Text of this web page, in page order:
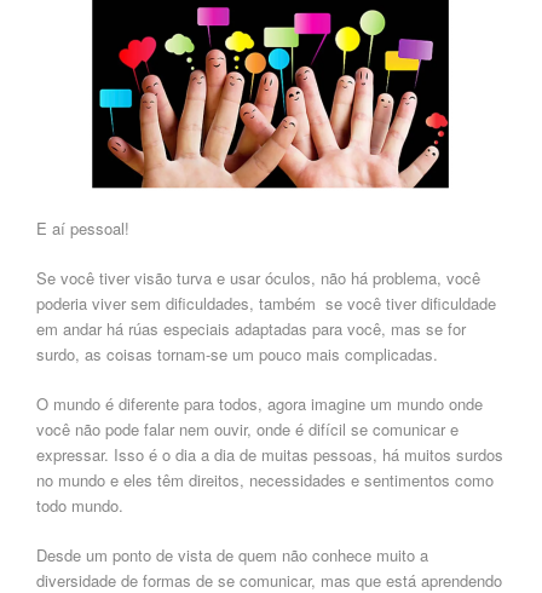
E aí pessoal!
Se você tiver visão turva e usar óculos, não há problema, você
poderia viver sem dificuldades, também se você tiver dificuldade
em andar há rúas especiais adaptadas para você, mas se for
surdo, as coisas tornam-se um pouco mais complicadas.
O mundo é diferente para todos, agora imagine um mundo onde
você não pode falar nem ouvir, onde é difícil se comunicar e
expressar. Isso é o dia a dia de muitas pessoas, há muitos surdos
no mundo e eles têm direitos, necessidades e sentimentos como
todo mundo.
Desde um ponto de vista de quem não conhece muito a
diversidade de formas de se comunicar, mas que está aprendendo